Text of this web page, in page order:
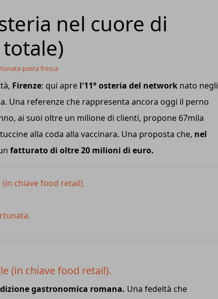
nel cuore di
pasta fresca
Firenze: qui apre l'11° osteria del network nato negli
Una referenze che rappresenta ancora oggi il perno
ai suoi oltre un milione di clienti, propone 67mila
alla coda alla vaccinara. Una proposta che, nel
fatturato di oltre 20 milioni di euro.
chiave food retail).
(in chiave food retail).
gastronomica romana. Una fedeltà che